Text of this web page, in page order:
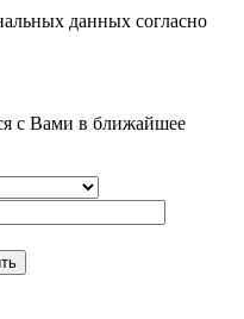
данных согласно
с Вами в ближайшее